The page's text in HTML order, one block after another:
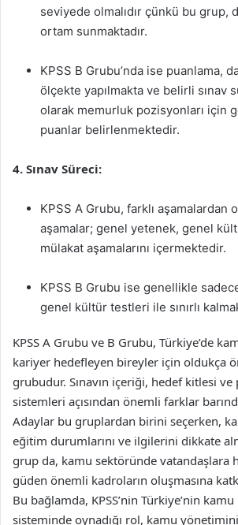
seviyede olmalıdır çünkü bu grup,
ortam sunmaktadır.
KPSS B Grubu’nda ise puanlama,
ölçekte yapılmakta ve belirli sınav
olarak memurluk pozisyonları için
puanlar belirlenmektedir.
4. Sınav Süreci:
KPSS A Grubu, farklı aşamalardan
aşamalar; genel yetenek, genel
mülakat aşamalarını içermektedir.
KPSS B Grubu ise genellikle
genel kültür testleri ile sınırlı
KPSS A Grubu ve B Grubu, Türkiye’de
kariyer hedefleyen bireyler için oldukça
grubudur. Sınavın içeriği, hedef kitlesi
sistemleri açısından önemli farklar
Adaylar bu gruplardan birini seçerken,
eğitim durumlarını ve ilgilerini dikkate
grup da, kamu sektöründe vatandaşlara
güden önemli kadroların oluşmasına
Bu bağlamda, KPSS’nin Türkiye’nin
sisteminde oynadığı rol, kamu